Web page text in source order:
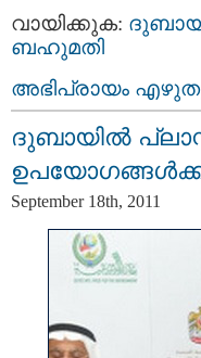
വായിക്കുക:
ബഹുമതി
അഭിപ്രായം
ദുബായില്‍
September 18th, 2011